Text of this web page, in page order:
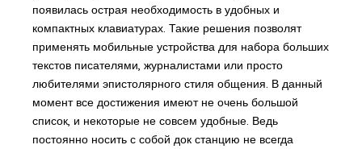
появилась острая необходимость в удобных и
компактных клавиатурах. Такие решения позволят
применять мобильные устройства для набора больших
текстов писателями, журналистами или просто
любителями эпистолярного стиля общения. В данный
момент все достижения имеют не очень большой
список, и некоторые не совсем удобные. Ведь
постоянно носить с собой док станцию не всегда